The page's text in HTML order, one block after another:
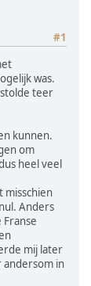
#1
was.
teer
kunnen.
om
heel veel
misschien
Anders
mij later
andersom in